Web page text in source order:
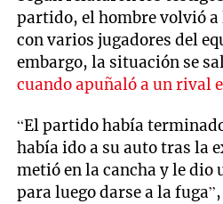
partido, el hombre volvió
con varios jugadores del
embargo, la situación se
cuando apuñaló a un rival
“El partido había
había ido a su auto tras la
metió en la cancha y le dio
para luego darse a la